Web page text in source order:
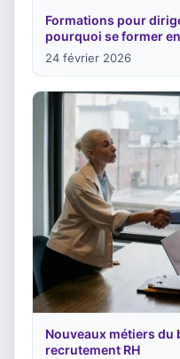
Formations pour
pourquoi se former
24 février 2026
Nouveaux métiers du
recrutement RH